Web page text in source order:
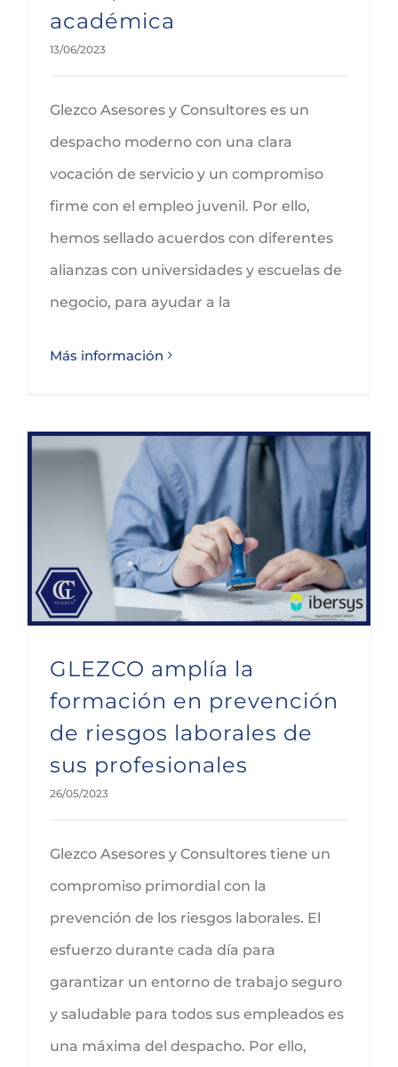
académica
13/06/2023
Glezco Asesores y Consultores es un
despacho moderno con una clara
vocación de servicio y un compromiso
firme con el empleo juvenil. Por ello,
hemos sellado acuerdos con diferentes
alianzas con universidades y escuelas de
negocio, para ayudar a la
Más información
GLEZCO amplía la
formación en prevención
de riesgos laborales de
sus profesionales
26/05/2023
Glezco Asesores y Consultores tiene un
compromiso primordial con la
prevención de los riesgos laborales. El
esfuerzo durante cada día para
garantizar un entorno de trabajo seguro
y saludable para todos sus empleados es
una máxima del despacho. Por ello,